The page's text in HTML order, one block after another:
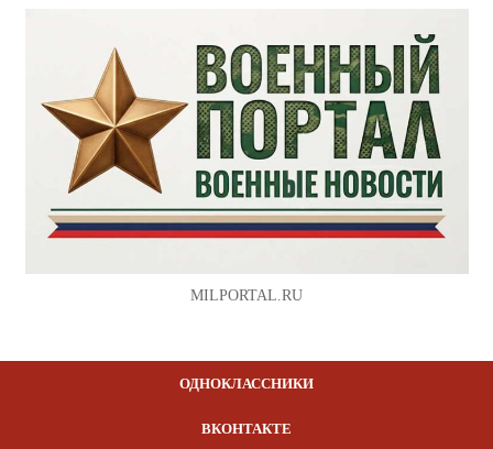
MILPORTAL.RU
ОДНОКЛАССНИКИ
ВКОНТАКТЕ